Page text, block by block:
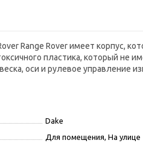
Range Rover имеет корпус,
пластика, который не
оси и рулевое управление
Dake
Для помещения, На улице